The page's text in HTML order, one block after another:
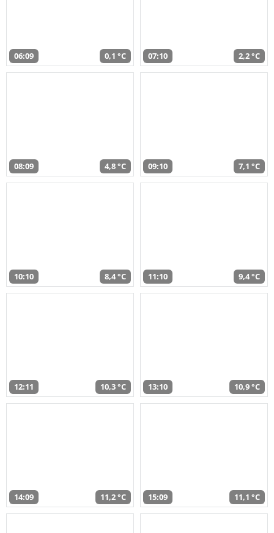
06:09 0,1 °C 07:10 2,2 °C
08:09 4,8 °C 09:10 7,1 °C
10:10 8,4 °C 11:10 9,4 °C
12:11 10,3 °C 13:10 10,9 °C
14:09 11,2 °C 15:09 11,1 °C